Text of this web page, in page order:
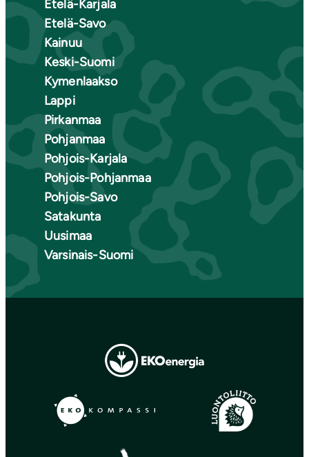
Etelä-Karjala
Etelä-Savo
Kainuu
Keski-Suomi
Kymenlaakso
Lappi
Pirkanmaa
Pohjanmaa
Pohjois-Karjala
Pohjois-Pohjanmaa
Pohjois-Savo
Satakunta
Uusimaa
Varsinais-Suomi